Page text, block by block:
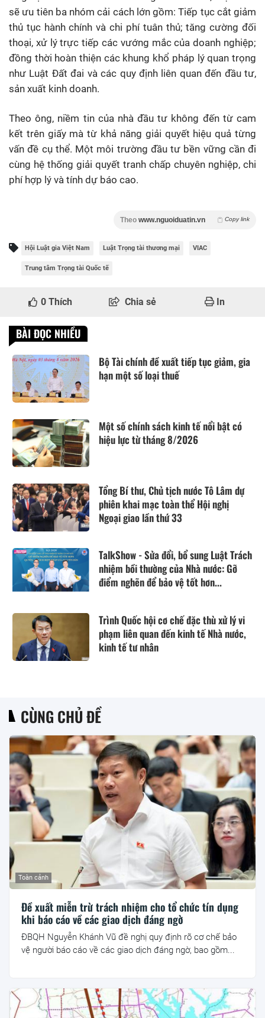
sẽ ưu tiên ba nhóm cải cách lớn gồm: Tiếp tục cắt giảm
thủ tục hành chính và chi phí tuân thủ; tăng cường đối
thoại, xử lý trực tiếp các vướng mắc của doanh nghiệp;
đồng thời hoàn thiện các khung khổ pháp lý quan trọng
như Luật Đất đai và các quy định liên quan đến đầu tư,
sản xuất kinh doanh.
Theo ông, niềm tin của nhà đầu tư không đến từ cam
kết trên giấy mà từ khả năng giải quyết hiệu quả từng
vấn đề cụ thể. Một môi trường đầu tư bền vững cần đi
cùng hệ thống giải quyết tranh chấp chuyên nghiệp, chi
phí hợp lý và tính dự báo cao.
Theo www.nguoiduatin.vn Copy link
Hội Luật gia Việt Nam Luật Trọng tài thương mại VIAC
Trung tâm Trọng tài Quốc tế
0 Thích Chia sẻ In
BÀI ĐỌC NHIỀU
Bộ Tài chính đề xuất tiếp tục giảm, gia
hạn một số loại thuế
Một số chính sách kinh tế nổi bật có
hiệu lực từ tháng 8/2026
Tổng Bí thư, Chủ tịch nước Tô Lâm dự
phiên khai mạc toàn thể Hội nghị
Ngoại giao lần thứ 33
TalkShow - Sửa đổi, bổ sung Luật Trách
nhiệm bồi thường của Nhà nước: Gỡ
điểm nghẽn để bảo vệ tốt hơn...
Trình Quốc hội cơ chế đặc thù xử lý vi
phạm liên quan đến kinh tế Nhà nước,
kinh tế tư nhân
CÙNG CHỦ ĐỀ
Đề xuất miễn trừ trách nhiệm cho tổ chức tín dụng
khi báo cáo về các giao dịch đáng ngờ
Toàn cảnh
ĐBQH Nguyễn Khánh Vũ đề nghị quy định rõ cơ chế bảo
vệ người báo cáo về các giao dịch đáng ngờ, bao gồm...